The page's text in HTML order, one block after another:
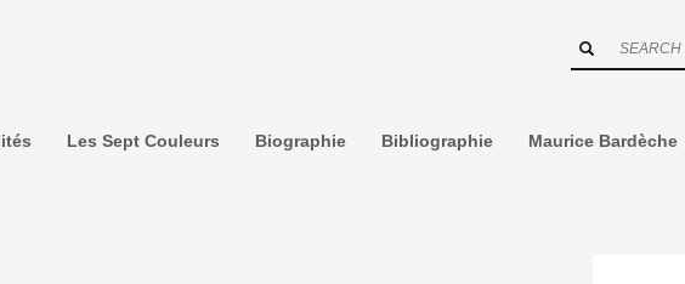
Les Sept Couleurs Biographie Bibliographie Maurice Bardèche